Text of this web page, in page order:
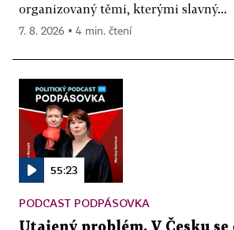
organizovaný těmi, kterými slavný...
7. 8. 2026 ▪ 4 min. čtení
55:23
PODCAST PODPÁSOVKA
Utajený problém. V Česku